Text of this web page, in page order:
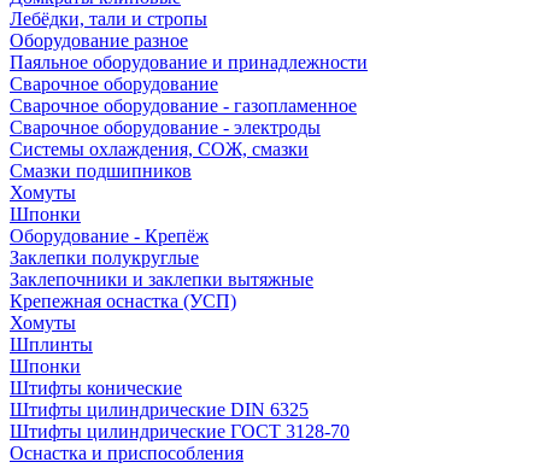
Лебёдки, тали и стропы
Оборудование разное
Паяльное оборудование и принадлежности
Сварочное оборудование
Сварочное оборудование - газопламенное
Сварочное оборудование - электроды
Системы охлаждения, СОЖ, смазки
Смазки подшипников
Хомуты
Шпонки
Оборудование - Крепёж
Заклепки полукруглые
Заклепочники и заклепки вытяжные
Крепежная оснастка (УСП)
Хомуты
Шплинты
Шпонки
Штифты конические
Штифты цилиндрические DIN 6325
Штифты цилиндрические ГОСТ 3128-70
Оснастка и приспособления